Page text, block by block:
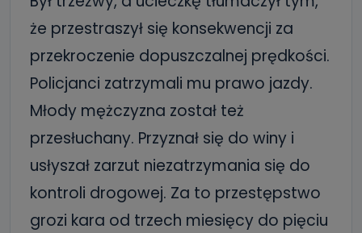
że przestraszył się konsekwencji za
przekroczenie dopuszczalnej prędkości.
Policjanci zatrzymali mu prawo jazdy.
Młody mężczyzna został też
przesłuchany. Przyznał się do winy i
usłyszał zarzut niezatrzymania się do
kontroli drogowej. Za to przestępstwo
grozi kara od trzech miesięcy do pięciu